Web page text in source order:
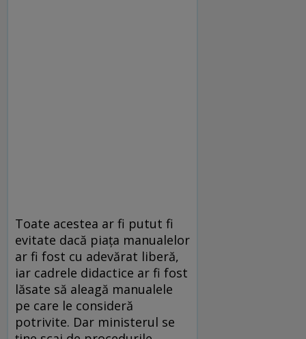
Toate acestea ar fi putut fi
evitate dacă piaţa manualelor
ar fi fost cu adevărat liberă,
iar cadrele didactice ar fi fost
lăsate să aleagă manualele
pe care le consideră
potrivite. Dar ministerul se